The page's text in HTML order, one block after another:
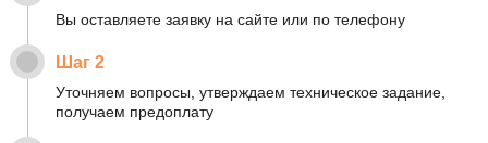
Вы оставляете заявку на сайте или по телефону
Шаг 2
Уточняем вопросы, утверждаем техническое задание,
получаем предоплату